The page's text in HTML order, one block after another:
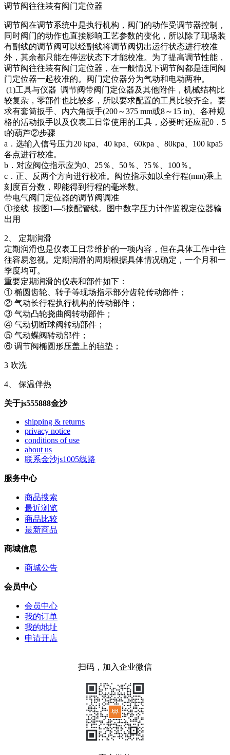
调节阀往往装有阀门定位器
调节阀在调节系统中是执行机构，阀门的动作受调节器控制，
同时阀门的动作也直接影响工艺参数的变化，所以除了现场装
有副线的调节阀可以经副线将调节阀切出运行状态进行校准
外，其余都只能在停运状态下才能校准。为了提高调节性能，
调节阀往往装有阀门定位器，在一般情况下调节阀都是连同阀
门定位器一起校准的。阀门定位器分为气动和电动两种。
(1)工具与仪器 调节阀带阀门定位器及其他附件，机械结构比
较复杂，零部件也比较多，所以要求配置的工具比较齐全。要
求有套筒扳手、内六角扳手(200～375 mm或8～15 in)、各种规
格的活动扳手以及仪表工日常使用的工具，必要时还应配0．5
t的葫芦②步骤
a．选输入信号压力20 kpa、40 kpa、60kpa 、80kpa、100 kpa5
各点进行校准。
b．对应阀位指示应为0、25％、50％、?5％、100％。
c．正、反两个方向进行校准。阀位指示如以全行程(mm)乘上
刻度百分数，即能得到行程的毫米数。
带电气阀门定位器的调节阀调准
①接线 按图1—5接配管线。图中数字压力计作监视定位器输
出用
2、 定期润滑
定期润滑也是仪表工日常维护的一项内容，但在具体工作中往
往容易忽视。定期润滑的周期根据具体情况确定，一个月和一
季度均可。
重要定期润滑的仪表和部件如下：
① 椭圆齿轮、转子等现场指示部分齿轮传动部件；
② 气动长行程执行机构的传动部件；
③ 气动凸轮挠曲阀转动部件；
④ 气动切断球阀转动部件；
⑤ 气动蝶阀转动部件；
⑥ 调节阀椭圆形压盖上的毡垫；
3 吹洗
4、 保温伴热
关于js555888金沙
shipping & returns
privacy notice
conditions of use
about us
联系金沙js1005线路
服务中心
商品搜索
最近浏览
商品比较
最新商品
商城信息
商城公告
会员中心
会员中心
我的订单
我的地址
申请开店
扫码，加入企业微信